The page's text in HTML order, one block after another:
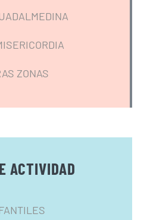
ZONAS
ACTIVIDAD